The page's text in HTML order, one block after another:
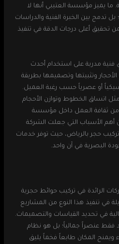
ما يميز مؤسسة العتيبي أنها لا
تدمج بين الخبرة الفنية والدراسات
أعلى درجات الدقة في تنفيذ
فنية مدربة على استخدام أحدث
وتثبيتها وتصميمها بطريقة
أو عصرياً حسب رغبة العميل.
اتساق الخطوط وتوازن الأحجام
من ثقافة العمل داخل مؤسسة
أهم الأسباب التي جعلت الشركة
حجر بالرياض، حيث توفر خدمات
البصرية في آن واحد.
الرائدة في تركيب حوائط حجرية
في تنفيذ هذا النوع من المشاريع
في تحديد القياسات والتصميمات.
فقط عنصراً جمالياً؛ بل هو نظام
ويمنح المكان طابعاً فخماً يليق